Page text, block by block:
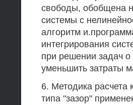
свободы, обобщена
системы с
алгоритм
интегрирования
при решении задач о
уменьшить затраты
6. Методика расчета
типа "зазор"